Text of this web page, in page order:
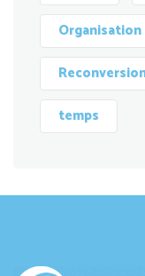
Organisation
temps